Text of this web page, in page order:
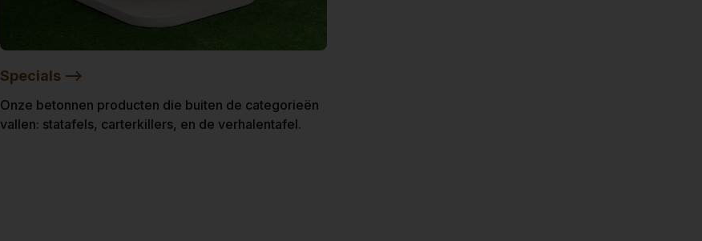
Specials -->
Onze betonnen producten die buiten de categorieën
vallen: statafels, carterkillers, en de verhalentafel.